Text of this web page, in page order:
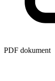
PDF dokument